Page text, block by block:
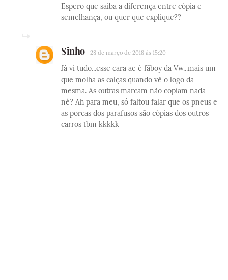
Espero que saiba a diferença entre cópia e
semelhança, ou quer que explique??
Sinho 28 de março de 2018 às 15:20
Já vi tudo...esse cara ae é fãboy da Vw...mais um
que molha as calças quando vê o logo da
mesma. As outras marcam não copiam nada
né? Ah para meu, só faltou falar que os pneus e
as porcas dos parafusos são cópias dos outros
carros tbm kkkkk